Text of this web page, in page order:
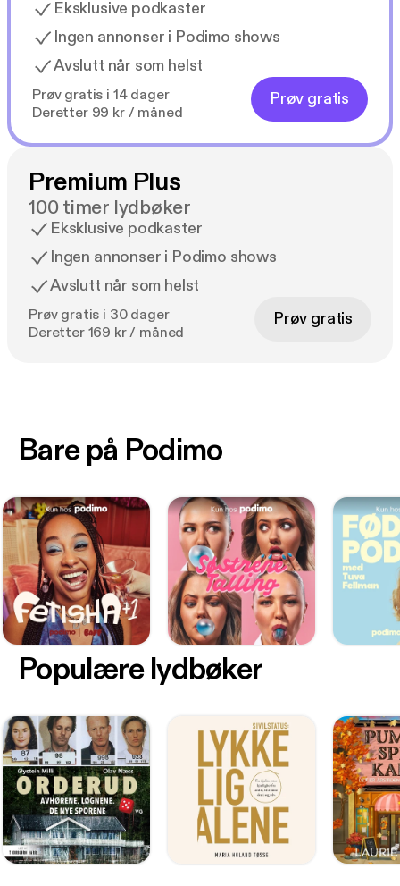
Eksklusive podkaster
Ingen annonser i Podimo shows
Avslutt når som helst
Prøv gratis i 14 dager
Deretter 99 kr / måned
Prøv gratis
Premium Plus
100 timer lydbøker
Eksklusive podkaster
Ingen annonser i Podimo shows
Avslutt når som helst
Prøv gratis i 30 dager
Deretter 169 kr / måned
Prøv gratis
Bare på Podimo
Populære lydbøker